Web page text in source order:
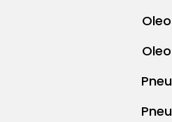
Oleo
Oleo
Pneu
Pneu